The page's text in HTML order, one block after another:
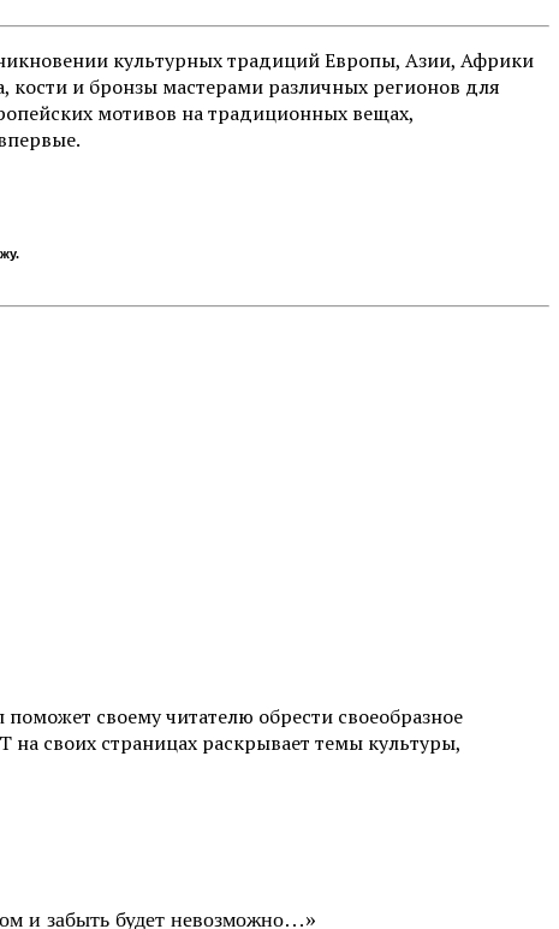
культурных традиций Европы, Азии, Африки
кости и бронзы мастерами различных регионов для
мотивов на традиционных вещах,
своему читателю обрести своеобразное
своих страницах раскрывает темы культуры,
и забыть будет невозможно…»